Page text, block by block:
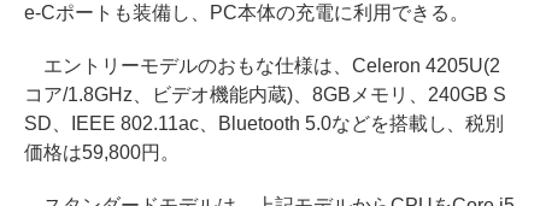
e-Cポートも装備し、PC本体の充電に利用できる。
エントリーモデルのおもな仕様は、Celeron 4205U(2
コア/1.8GHz、ビデオ機能内蔵)、8GBメモリ、240GB S
SD、IEEE 802.11ac、Bluetooth 5.0などを搭載し、税別
価格は59,800円。